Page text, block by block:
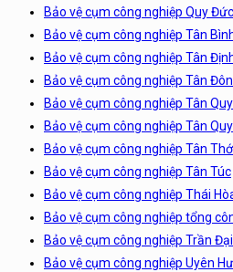
Bảo vệ cụm công nghiệp Quy Đức
Bảo vệ cụm công nghiệp Tân
Bảo vệ cụm công nghiệp Tân
Bảo vệ cụm công nghiệp Tân
Bảo vệ cụm công nghiệp Tân
Bảo vệ cụm công nghiệp Tân
Bảo vệ cụm công nghiệp Tân
Bảo vệ cụm công nghiệp Tân Túc
Bảo vệ cụm công nghiệp Thái
Bảo vệ cụm công nghiệp tổng
Bảo vệ cụm công nghiệp Trần
Bảo vệ cụm công nghiệp Uyên